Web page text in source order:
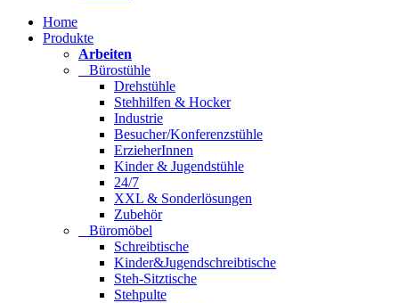
Home
Produkte
Arbeiten
Bürostühle
Drehstühle
Stehhilfen & Hocker
Industrie
Besucher/Konferenzstühle
ErzieherInnen
Kinder & Jugendstühle
24/7
XXL & Sonderlösungen
Zubehör
Büromöbel
Schreibtische
Kinder&Jugendschreibtische
Steh-Sitztische
Stehpulte